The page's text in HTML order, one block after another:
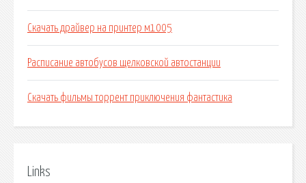
Скачать драйвер на принтер м1005
Расписание автобусов щелковской автостанции
Скачать фильмы торрент приключения фантастика
Links